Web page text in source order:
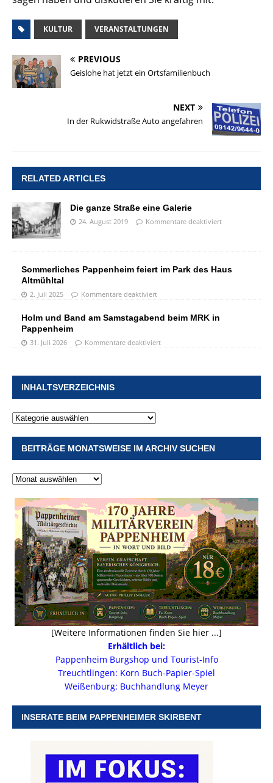
KULTUR VERANSTALTUNGEN
PREVIOUS
Geislohe hat jetzt ein Ortsfamilienbuch
NEXT
In der Rukwidstraße Auto angefahren
RELATED ARTICLES
Die ganze Straße eine Galerie
24. August 2019 Kommentare deaktiviert
Sommerliches Pappenheim feiert im Park des Haus
Altmühltal
2. Juli 2025 Kommentare deaktiviert
Holm und Band am Samstagabend beim MRK in
Pappenheim
31. Juli 2026 Kommentare deaktiviert
INHALTSVERZEICHNIS
BEITRÄGE MONATSWEISE IM ARCHIV SUCHEN
[Weitere Informationen finden Sie hier ...]
Erhältlich bei:
Pappenheim Burgshop und Tourist-Info
Treuchtlingen: Korn Buch-Papier-Spiel
Weißenburg: Buchhandlung Meyer
INSERATE BEIM PAPPENHEIMER SKIRBENT